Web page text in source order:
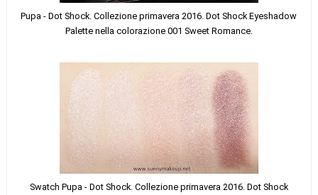
Pupa - Dot Shock. Collezione primavera 2016. Dot Shock Eyeshadow
Palette nella colorazione 001 Sweet Romance.
Swatch Pupa - Dot Shock. Collezione primavera 2016. Dot Shock